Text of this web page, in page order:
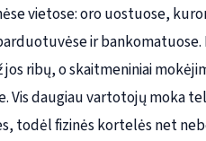
vietose: oro uostuose,
ir
ribų, o skaitmeniniai
Vis daugiau vartotojų moka
todėl fizinės kortelės net